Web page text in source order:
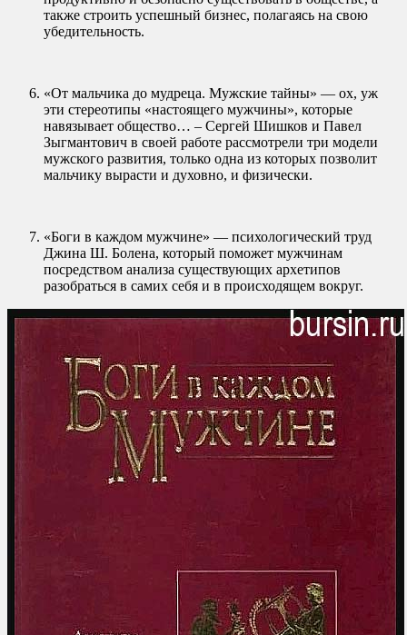
также строить успешный бизнес, полагаясь на свою
убедительность.
«От мальчика до мудреца. Мужские тайны» — ох, уж
эти стереотипы «настоящего мужчины», которые
навязывает общество… – Сергей Шишков и Павел
Зыгмантович в своей работе рассмотрели три модели
мужского развития, только одна из которых позволит
мальчику вырасти и духовно, и физически.
«Боги в каждом мужчине» — психологический труд
Джина Ш. Болена, который поможет мужчинам
посредством анализа существующих архетипов
разобраться в самих себя и в происходящем вокруг.